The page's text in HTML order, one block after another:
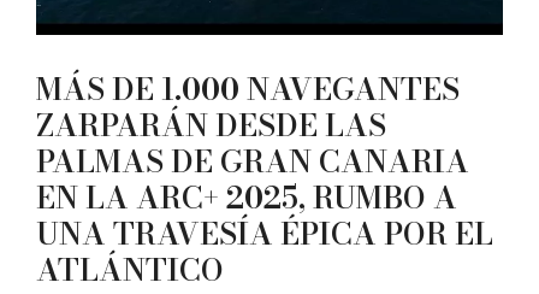
MÁS DE 1.000 NAVEGANTES
ZARPARÁN DESDE LAS
PALMAS DE GRAN CANARIA
EN LA ARC+ 2025, RUMBO A
UNA TRAVESÍA ÉPICA POR EL
ATLÁNTICO